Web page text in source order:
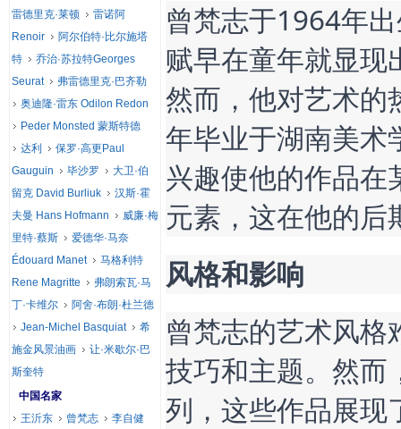
曾梵志于1964年
赋早在童年就显现
然而，他对艺术的
年毕业于湖南美术
兴趣使他的作品在
元素，这在他的后
风格和影响
曾梵志的艺术风
技巧和主题。然而
列，这些作品展现
雷德里克·莱顿
雷诺阿
Renoir
阿尔伯特·比尔施塔
特
乔治·苏拉特Georges
Seurat
弗雷德里克·巴齐勒
奥迪隆·雷东 Odilon Redon
Peder Monsted 蒙斯特德
达利
保罗·高更Paul
Gauguin
毕沙罗
大卫·伯
留克 David Burliuk
汉斯·霍
夫曼 Hans Hofmann
威廉·梅
里特·蔡斯
爱德华·马奈
Édouard Manet
马格利特
Rene Magritte
弗朗索瓦·马
丁·卡维尔
阿舍·布朗·杜兰德
Jean-Michel Basquiat
希
施金风景油画
让·米歇尔·巴
斯奎特
中国名家
王沂东
曾梵志
李自健